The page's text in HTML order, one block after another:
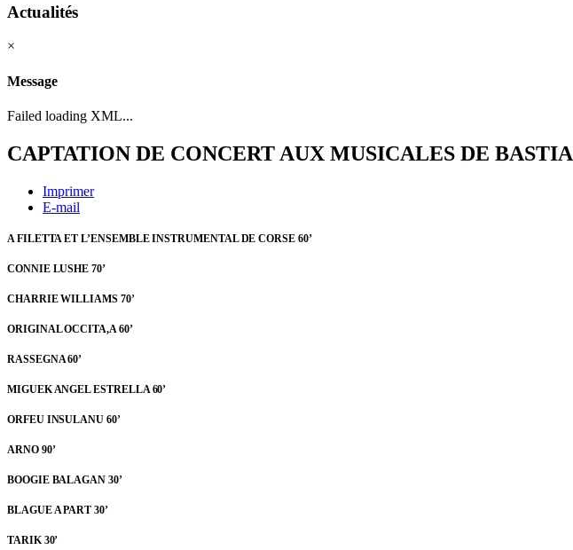
Actualités
×
Message
Failed loading XML...
CAPTATION DE CONCERT AUX MUSICALES DE BASTIA
Imprimer
E-mail
A FILETTA ET L’ENSEMBLE INSTRUMENTAL DE CORSE 60’
CONNIE LUSHE 70’
CHARRIE WILLIAMS 70’
ORIGINAL OCCITA,A 60’
RASSEGNA 60’
MIGUEK ANGEL ESTRELLA 60’
ORFEU INSULANU 60’
ARNO 90’
BOOGIE BALAGAN 30’
BLAGUE A PART 30’
TARIK 30’